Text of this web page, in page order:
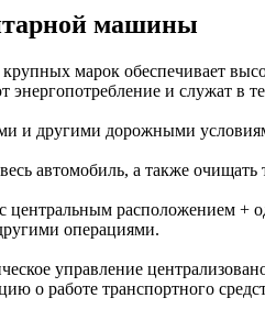
машины
марок обеспечивает
и служат в
и другими дорожными
автомобиль, а также
расположением +
операциями.
управление
работе транспортного